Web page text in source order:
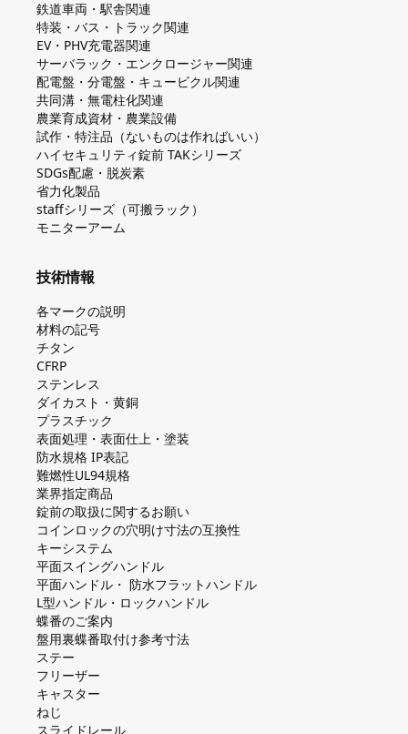
鉄道車両・駅舎関連
特装・バス・トラック関連
EV・PHV充電器関連
サーバラック・エンクロージャー関連
配電盤・分電盤・キュービクル関連
共同溝・無電柱化関連
農業育成資材・農業設備
試作・特注品（ないものは作ればいい）
ハイセキュリティ錠前 TAKシリーズ
SDGs配慮・脱炭素
省力化製品
staffシリーズ（可搬ラック）
モニターアーム
技術情報
各マークの説明
材料の記号
チタン
CFRP
ステンレス
ダイカスト・⻩銅
プラスチック
表面処理・表面仕上・塗装
防⽔規格 IP表記
難燃性UL94規格
業界指定商品
錠前の取扱に関するお願い
コインロックの⽳明け⼨法の互換性
キーシステム
平⾯スイングハンドル
平⾯ハンドル・ 防⽔フラットハンドル
L型ハンドル・ロックハンドル
蝶番のご案内
盤⽤裏蝶番取付け参考⼨法
ステー
フリーザー
キャスター
ねじ
スライドレール